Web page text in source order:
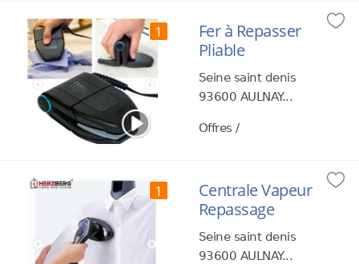
1
Fer à Repasser
Pliable
Seine saint denis
93600 AULNAY...
Offres /
1
Centrale Vapeur
Repassage
Seine saint denis
93600 AULNAY...